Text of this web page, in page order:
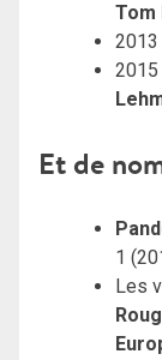
Tom
2013
2015
Et de
1
Les